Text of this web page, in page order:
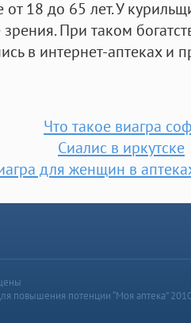
18 до 65 лет. У
При таком
в интернет-аптеках и
Что такое виагра
Сиалис в иркутске
для женщин в
повышения потенции “Моя аптека”